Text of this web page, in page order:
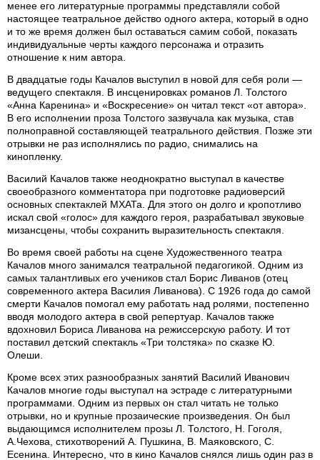
менее его литературные программы представляли собой
настоящее театральное действо одного актера, который в одно
и то же время должен был оставаться самим собой, показать
индивидуальные черты каждого персонажа и отразить
отношение к ним автора.
В двадцатые годы Качалов выступил в новой для себя роли —
ведущего спектакля. В инсценировках романов Л. Толстого
«Анна Каренина» и «Воскресение» он читал текст «от автора».
В его исполнении проза Толстого зазвучала как музыка, став
полноправной составляющей театрального действия. Позже эти
отрывки не раз исполнялись по радио, снимались на
кинопленку.
Василий Качалов также неоднократно выступал в качестве
своеобразного комментатора при подготовке радиоверсий
основных спектаклей МХАТа. Для этого он долго и кропотливо
искал свой «голос» для каждого героя, разрабатывал звуковые
мизансцены, чтобы сохранить выразительность спектакля.
Во время своей работы на сцене Художественного театра
Качалов много занимался театральной педагогикой. Одним из
самых талантливых его учеников стал Борис Ливанов (отец
современного актера Василия Ливанова). С 1926 года до самой
смерти Качалов помогал ему работать над ролями, постепенно
вводя молодого актера в свой репертуар. Качалов также
вдохновил Бориса Ливанова на режиссерскую работу. И тот
поставил детский спектакль «Три толстяка» по сказке Ю.
Олеши.
Кроме всех этих разнообразных занятий Василий Иванович
Качалов многие годы выступал на эстраде с литературными
программами. Одним из первых он стал читать не только
отрывки, но и крупные прозаические произведения. Он был
выдающимся исполнителем прозы Л. Толстого, Н. Гоголя,
А.Чехова, стихотворений А. Пушкина, В. Маяковского, С.
Есенина. Интересно, что в кино Качалов снялся лишь один раз в